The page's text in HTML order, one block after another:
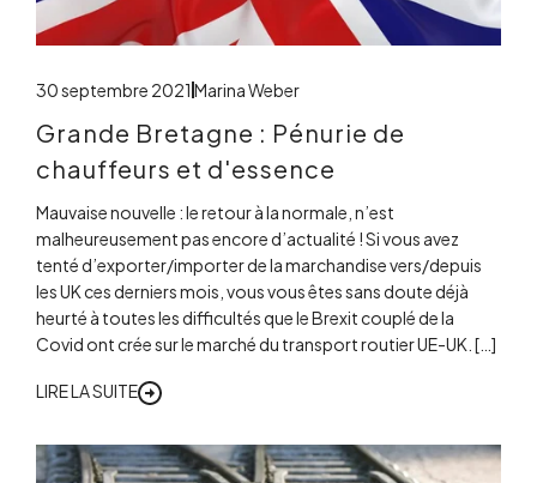
30 septembre 2021 Marina Weber
Grande Bretagne : Pénurie de
chauffeurs et d'essence
Mauvaise nouvelle : le retour à la normale, n’est
malheureusement pas encore d’actualité ! Si vous avez
tenté d’exporter/importer de la marchandise vers/depuis
les UK ces derniers mois, vous vous êtes sans doute déjà
heurté à toutes les difficultés que le Brexit couplé de la
Covid ont crée sur le marché du transport routier UE-UK. […]
LIRE LA SUITE